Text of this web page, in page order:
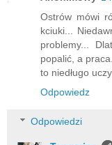
Ostrów mówi
kciuki...
problemy...
popalić, a
to niedługo
Odpowiedz
Odpowiedzi